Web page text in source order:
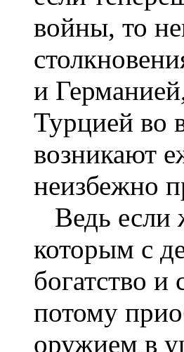
войны, то
и
Турцией во
возникают
неизбежно
Ведь если
которым с
богатство и
потому
оружием в